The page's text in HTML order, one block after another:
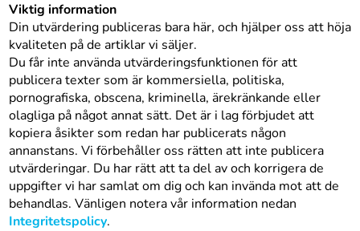
Viktig information
Din utvärdering publiceras bara här, och hjälper oss att höja
kvaliteten på de artiklar vi säljer.
Du får inte använda utvärderingsfunktionen för att
publicera texter som är kommersiella, politiska,
pornografiska, obscena, kriminella, ärekränkande eller
olagliga på något annat sätt. Det är i lag förbjudet att
kopiera åsikter som redan har publicerats någon
annanstans. Vi förbehåller oss rätten att inte publicera
utvärderingar. Du har rätt att ta del av och korrigera de
uppgifter vi har samlat om dig och kan invända mot att de
behandlas. Vänligen notera vår information nedan
Integritetspolicy.